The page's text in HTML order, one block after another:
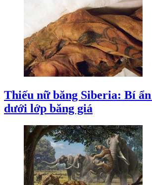
Thiếu nữ băng Siberia: Bí ẩn
dưới lớp băng giá